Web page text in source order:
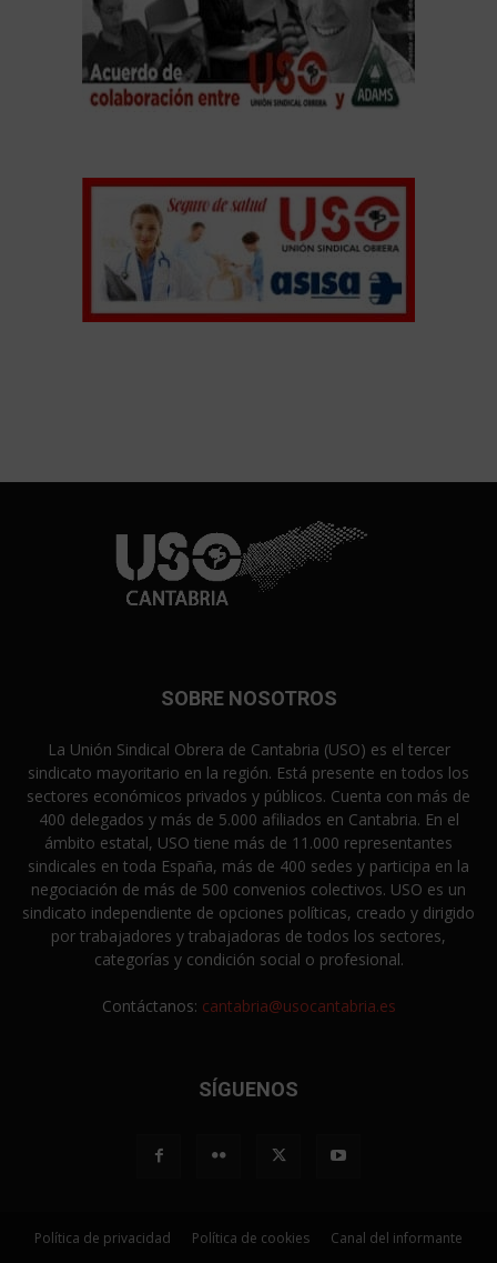
SOBRE NOSOTROS
La Unión Sindical Obrera de Cantabria (USO) es el tercer
sindicato mayoritario en la región. Está presente en todos los
sectores económicos privados y públicos. Cuenta con más de
400 delegados y más de 5.000 afiliados en Cantabria. En el
ámbito estatal, USO tiene más de 11.000 representantes
sindicales en toda España, más de 400 sedes y participa en la
negociación de más de 500 convenios colectivos. USO es un
sindicato independiente de opciones políticas, creado y dirigido
por trabajadores y trabajadoras de todos los sectores,
categorías y condición social o profesional.
Contáctanos: cantabria@usocantabria.es
SÍGUENOS
Política de privacidad Política de cookies Canal del informante